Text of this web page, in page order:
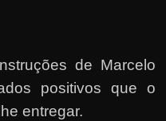
de Marcelo
positivos que o
entregar.